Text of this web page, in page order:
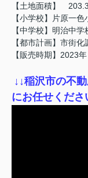
【土地面積】
【小学校】片原一色
【中学校】明治中学
【都市計画】市街化
【販売時期】2023年
↓ ↓稲沢市の不
にお任せくださ